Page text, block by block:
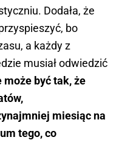
Dodała, że
bo
a każdy z
musiał odwiedzić
może być tak, że
miesiąc na
tego, co